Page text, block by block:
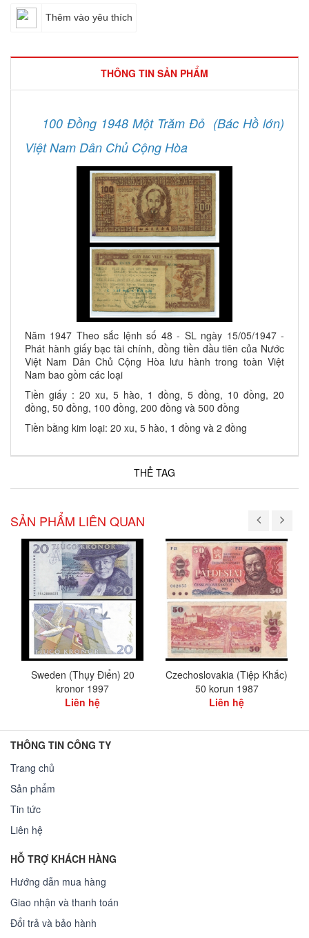
Thêm vào yêu thích
THÔNG TIN SẢN PHẨM
100 Đồng 1948 Một Trăm Đỏ (Bác Hồ lớn)
Việt Nam Dân Chủ Cộng Hòa
Năm 1947 Theo sắc lệnh số 48 - SL ngày 15/05/1947 -
Phát hành giấy bạc tài chính, đồng tiền đầu tiên của Nước
Việt Nam Dân Chủ Cộng Hòa lưu hành trong toàn Việt
Nam bao gồm các loại
Tiền giấy : 20 xu, 5 hào, 1 đồng, 5 đồng, 10 đồng, 20
đồng, 50 đồng, 100 đồng, 200 đồng và 500 đồng
Tiền bằng kim loại: 20 xu, 5 hào, 1 đồng và 2 đồng
THẺ TAG
SẢN PHẨM LIÊN QUAN
Sweden (Thụy Điển) 20
kronor 1997
Liên hệ
Czechoslovakia (Tiệp Khắc)
50 korun 1987
Liên hệ
THÔNG TIN CÔNG TY
Trang chủ
Sản phẩm
Tin tức
Liên hệ
HỖ TRỢ KHÁCH HÀNG
Hướng dẫn mua hàng
Giao nhận và thanh toán
Đổi trả và bảo hành